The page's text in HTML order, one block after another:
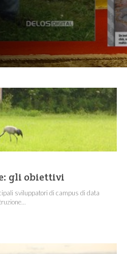
gli obiettivi
sviluppatori di campus di data